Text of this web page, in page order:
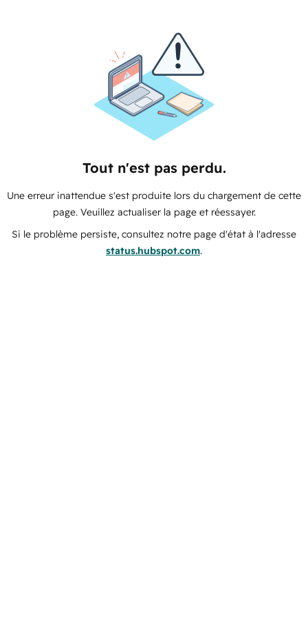
Tout n'est pas perdu.
Une erreur inattendue s'est produite lors du chargement de cette
page. Veuillez actualiser la page et réessayer.
Si le problème persiste, consultez notre page d'état à l'adresse
status.hubspot.com.